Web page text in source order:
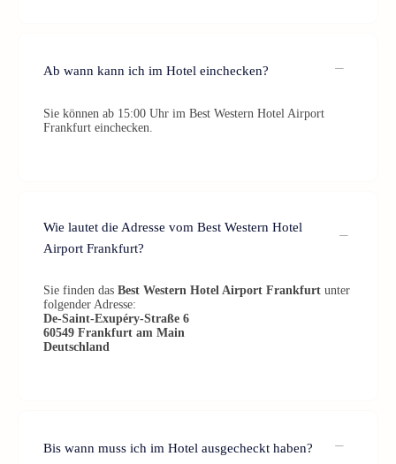
Ab wann kann ich im Hotel einchecken?
Sie können ab 15:00 Uhr im Best Western Hotel Airport
Frankfurt einchecken.
Wie lautet die Adresse vom Best Western Hotel
Airport Frankfurt?
Sie finden das Best Western Hotel Airport Frankfurt unter
folgender Adresse:
De-Saint-Exupéry-Straße 6
60549 Frankfurt am Main
Deutschland
Bis wann muss ich im Hotel ausgecheckt haben?